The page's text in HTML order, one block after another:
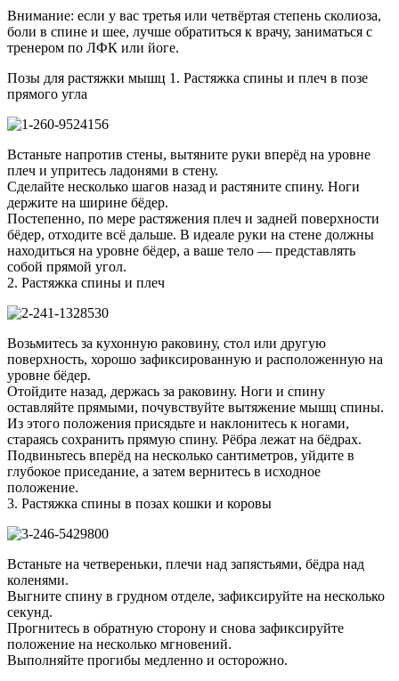
Внимание: если у вас третья или четвёртая степень сколиоза,
боли в спине и шее, лучше обратиться к врачу, заниматься с
тренером по ЛФК или йоге.
Позы для растяжки мышц 1. Растяжка спины и плеч в позе
прямого угла
Встаньте напротив стены, вытяните руки вперёд на уровне
плеч и упритесь ладонями в стену.
Сделайте несколько шагов назад и растяните спину. Ноги
держите на ширине бёдер.
Постепенно, по мере растяжения плеч и задней поверхности
бёдер, отходите всё дальше. В идеале руки на стене должны
находиться на уровне бёдер, а ваше тело — представлять
собой прямой угол.
2. Растяжка спины и плеч
Возьмитесь за кухонную раковину, стол или другую
поверхность, хорошо зафиксированную и расположенную на
уровне бёдер.
Отойдите назад, держась за раковину. Ноги и спину
оставляйте прямыми, почувствуйте вытяжение мышц спины.
Из этого положения присядьте и наклонитесь к ногами,
стараясь сохранить прямую спину. Рёбра лежат на бёдрах.
Подвиньтесь вперёд на несколько сантиметров, уйдите в
глубокое приседание, а затем вернитесь в исходное
положение.
3. Растяжка спины в позах кошки и коровы
Встаньте на четвереньки, плечи над запястьями, бёдра над
коленями.
Выгните спину в грудном отделе, зафиксируйте на несколько
секунд.
Прогнитесь в обратную сторону и снова зафиксируйте
положение на несколько мгновений.
Выполняйте прогибы медленно и осторожно.